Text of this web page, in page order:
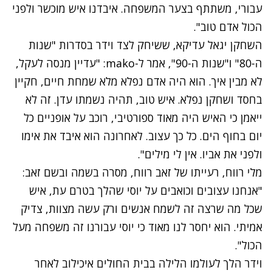
עבורי, משתתף בצער המשפחה. איבדנו איש מוכשר ולפני
הכול אדם טוב".
השחקן יגאל עדיקא, ששיחק לצד וידר בסדרות "שנות
ה-80" ו"שנות ה-90", אמר ל-mako: "עדיין מנסה לעקל,
לא מבין איך. הוא היה אדם נפלא מלא שמחת חיים, חקיין
בחסד ושחקן נפלא. איש טוב, תהיה נשמתו עדן. זה לא
ייאמן כי האיש היה מאוד ספורטיבי, רוכב על אופניים כל
יום בחוף הים. כל כך עצוב. לאחרונה הוא איבד את אימו
ולפני את אביו. אין לי מילים".
מלי רווח, רעייתו של זאב רווח, מסרה בשמה ובשם זאב:
"אנחנו עצובים וכואבים על יוסי שהלך בטרם עת, איש
שכל מה שרצה זה לשמח אנשים ורק עשה מצוות, צדיק
אמיתי. הוא יחסר לנו מאוד כי יוסי עבורנו זה משפחה מעל
הכול".
וידר הלך לעולמו הלילה בבית החולים איכילוב לאחר